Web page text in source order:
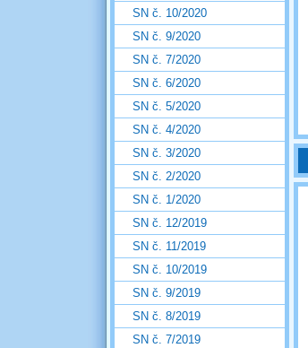
SN č. 10/2020
SN č. 9/2020
SN č. 7/2020
SN č. 6/2020
SN č. 5/2020
SN č. 4/2020
SN č. 3/2020
SN č. 2/2020
SN č. 1/2020
SN č. 12/2019
SN č. 11/2019
SN č. 10/2019
SN č. 9/2019
SN č. 8/2019
SN č. 7/2019